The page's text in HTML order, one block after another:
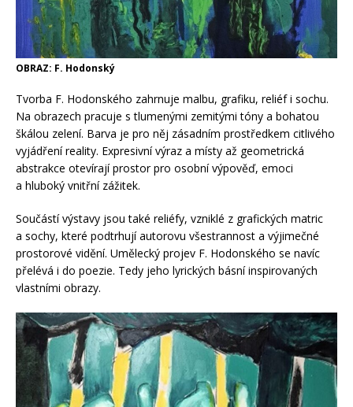
OBRAZ: F. Hodonský
Tvorba F. Hodonského zahrnuje malbu, grafiku, reliéf i sochu.
Na obrazech pracuje s tlumenými zemitými tóny a bohatou
škálou zelení. Barva je pro něj zásadním prostředkem citlivého
vyjádření reality. Expresivní výraz a místy až geometrická
abstrakce otevírají prostor pro osobní výpověď, emoci
a hluboký vnitřní zážitek.
Součástí výstavy jsou také reliéfy, vzniklé z grafických matric
a sochy, které podtrhují autorovu všestrannost a výjimečné
prostorové vidění. Umělecký projev F. Hodonského se navíc
přelévá i do poezie. Tedy jeho lyrických básní inspirovaných
vlastními obrazy.